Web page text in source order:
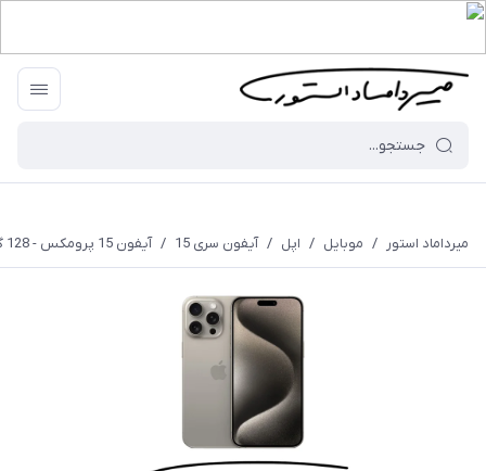
میرداماد استور / موبایل / اپل / آیفون سری 15 / آیفون 15 پرومکس - 128 گیگابایت - ZA/A - نات اکتیو